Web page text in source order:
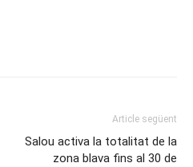
Article següent
Salou activa la totalitat de la
zona blava fins al 30 de